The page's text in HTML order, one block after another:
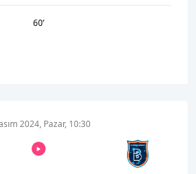
60’
2024, Pazar, 10:30